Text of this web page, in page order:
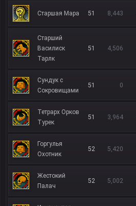
Старшая Мара 51 8,443
Старший
Василиск
Тарлк
51 4,506
Сундук с
Сокровищами
51 0
Тетрарх Орков
Турек
51 3,964
Горгулья
Охотник
52 5,420
Жестокий
Палач
52 5,002